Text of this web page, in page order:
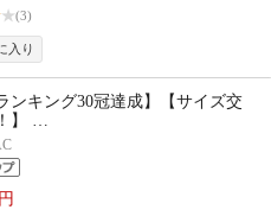
(3)
ンキング30冠達成】【サイズ交
】 …
円